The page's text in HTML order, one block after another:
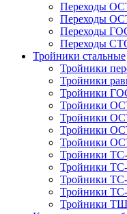
Переходы
Переходы
Переходы
Переходы
Тройники стальные
Тройники
Тройники
Тройники
Тройники
Тройники
Тройники
Тройники
Тройники
Тройники
Тройники
Тройники ТС-
Тройники